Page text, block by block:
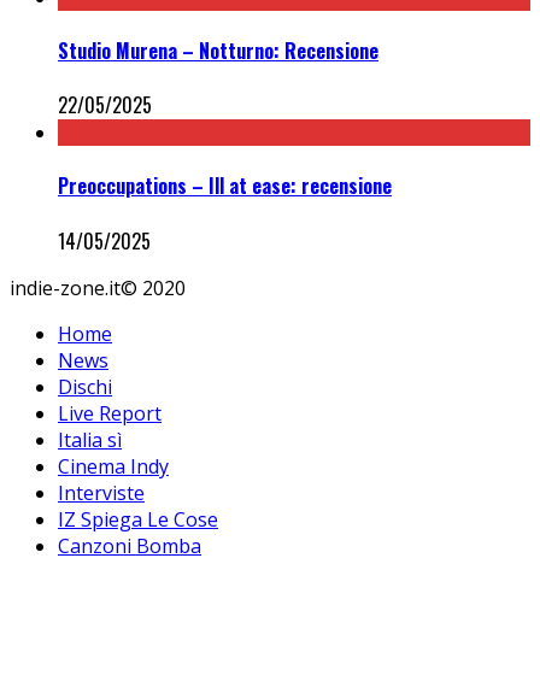
Studio Murena – Notturno: Recensione
22/05/2025
Preoccupations – Ill at ease: recensione
14/05/2025
indie-zone.it© 2020
Home
News
Dischi
Live Report
Italia sì
Cinema Indy
Interviste
IZ Spiega Le Cose
Canzoni Bomba